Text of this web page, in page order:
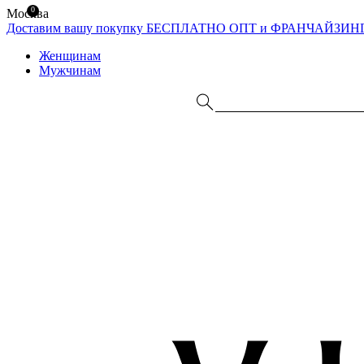
Москва
Доставим вашу покупку БЕСПЛАТНО ОПТ и
Женщинам
Мужчинам
0